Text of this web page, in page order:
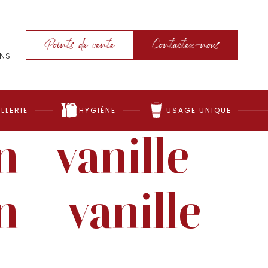
Points de vente Contactez-nous
HYGIÈNE USAGE UNIQUE
- vanille
– vanille